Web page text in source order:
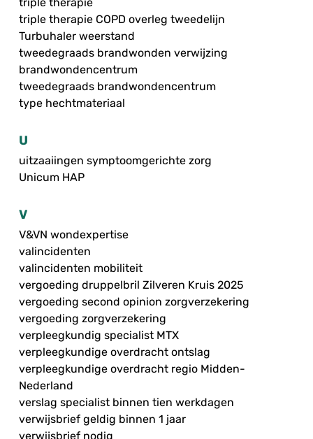
triple therapie COPD overleg tweedelijn
Turbuhaler weerstand
tweedegraads brandwonden verwijzing
brandwondencentrum
tweedegraads brandwondencentrum
type hechtmateriaal
U
uitzaaiingen symptoomgerichte zorg
Unicum HAP
V
V&VN wondexpertise
valincidenten
valincidenten mobiliteit
vergoeding druppelbril Zilveren Kruis 2025
vergoeding second opinion zorgverzekering
vergoeding zorgverzekering
verpleegkundig specialist MTX
verpleegkundige overdracht ontslag
verpleegkundige overdracht regio Midden-
Nederland
verslag specialist binnen tien werkdagen
verwijsbrief geldig binnen 1 jaar
verwijsbrief nodig